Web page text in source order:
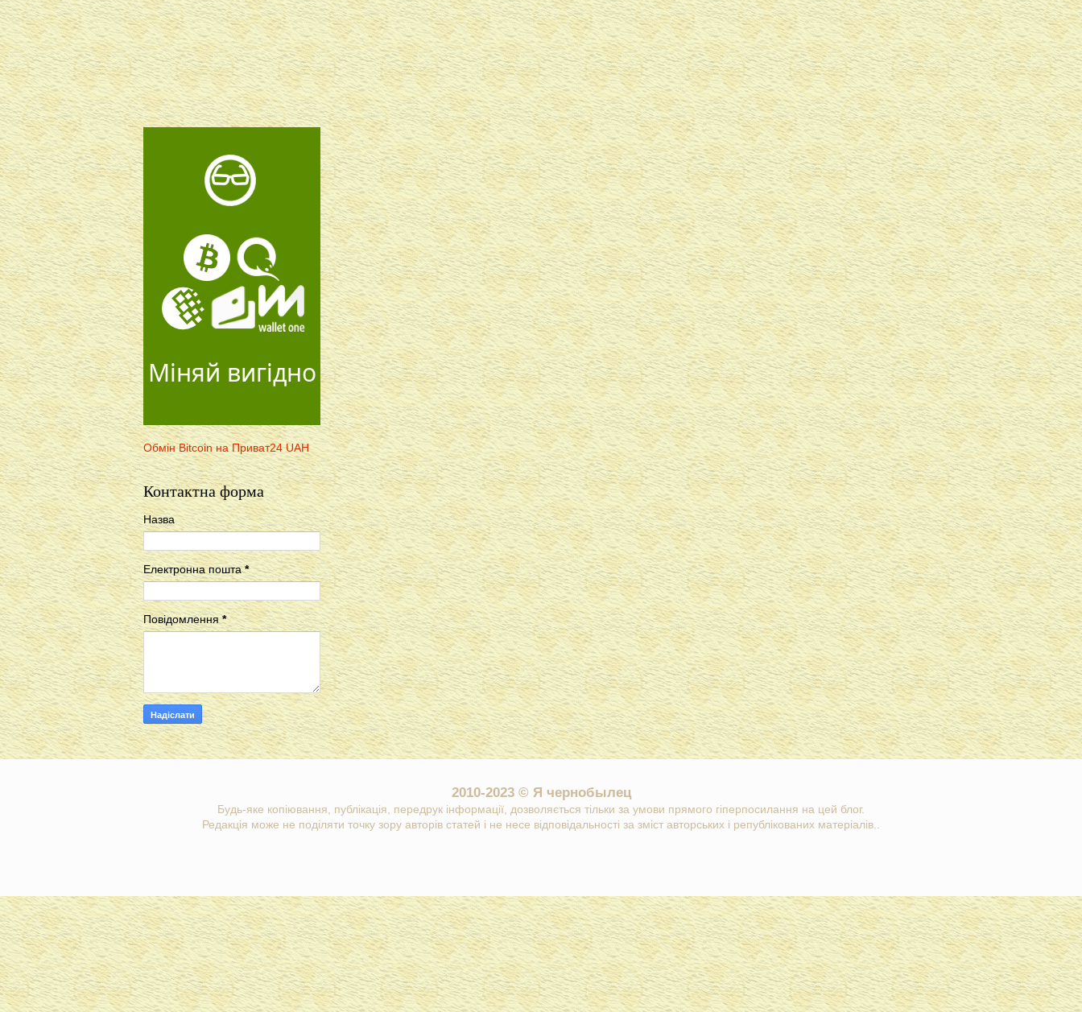
Міняй вигідно
Обмін Bitcoin на Приват24 UAH
Контактна форма
Назва
Електронна пошта*
Повідомлення*
2010-2023 © Я чернобылец
Будь-яке копіювання, публікація, передрук інформації, дозволяється тільки за умови прямого гіперпосилання на цей блог.
Редакція може не поділяти точку зору авторів статей і не несе відповідальності за зміст авторських і републікованих матеріалів..